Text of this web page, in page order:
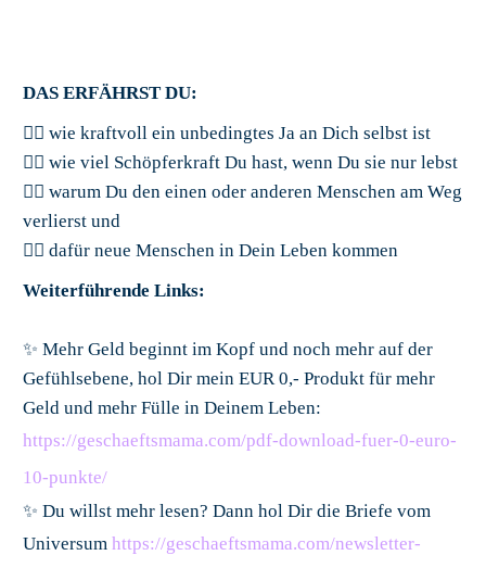
DAS ERFÄHRST DU:
👉🏼 wie kraftvoll ein unbedingtes Ja an Dich selbst ist
👉🏼 wie viel Schöpferkraft Du hast, wenn Du sie nur lebst
👉🏼 warum Du den einen oder anderen Menschen am Weg
verlierst und
👉🏼 dafür neue Menschen in Dein Leben kommen
Weiterführende Links:
✨ Mehr Geld beginnt im Kopf und noch mehr auf der
Gefühlsebene, hol Dir mein EUR 0,- Produkt für mehr
Geld und mehr Fülle in Deinem Leben:
https://geschaeftsmama.com/pdf-download-fuer-0-euro-
10-punkte/
✨ Du willst mehr lesen? Dann hol Dir die Briefe vom
Universum https://geschaeftsmama.com/newsletter-